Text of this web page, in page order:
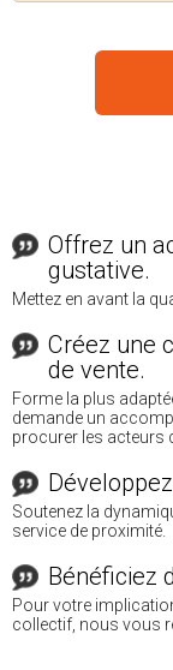
Offrez un
gustative.
Mettez en avant la
Créez une
de vente.
Forme la plus
demande un
procurer les acteurs
Soutenez la
service de proximité.
Bénéficiez
Pour votre
collectif, nous vous